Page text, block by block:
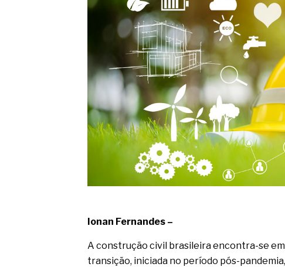
melhora o metabolismo
O desenvolvimento de indicadores
governança das organizações
O desenho industrial ganha espaço
competitiva nas empresas
As variações dimensionais dos
cimentícios com fibra de vidro
A próxima vantagem competitiva
A IA elevou a régua do comprador
ficou ainda mais humana
Ionan Fernandes –
A construção civil brasileira encontra-se
transição, iniciada no período pós-